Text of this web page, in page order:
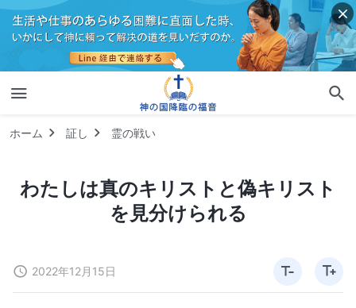
ホーム 証し 霊の戦い
わたしは真のキリストと偽キリスト
を見分けられる
2022年12月15日